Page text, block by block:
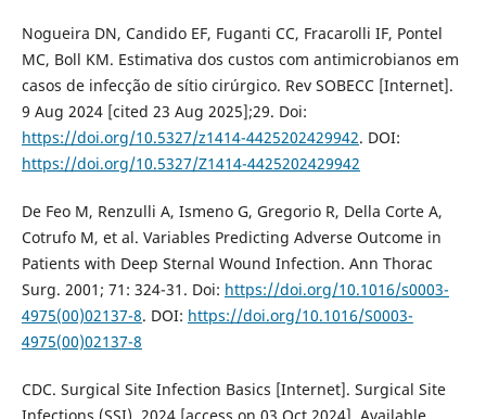
Nogueira DN, Candido EF, Fuganti CC, Fracarolli IF, Pontel
MC, Boll KM. Estimativa dos custos com antimicrobianos em
casos de infecção de sítio cirúrgico. Rev SOBECC [Internet].
9 Aug 2024 [cited 23 Aug 2025];29. Doi:
https://doi.org/10.5327/z1414-4425202429942. DOI:
https://doi.org/10.5327/Z1414-4425202429942
De Feo M, Renzulli A, Ismeno G, Gregorio R, Della Corte A,
Cotrufo M, et al. Variables Predicting Adverse Outcome in
Patients with Deep Sternal Wound Infection. Ann Thorac
Surg. 2001; 71: 324-31. Doi: https://doi.org/10.1016/s0003-
4975(00)02137-8. DOI: https://doi.org/10.1016/S0003-
4975(00)02137-8
CDC. Surgical Site Infection Basics [Internet]. Surgical Site